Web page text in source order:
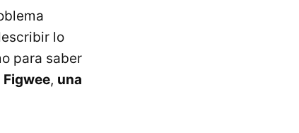
lo
para saber
Figwee, una